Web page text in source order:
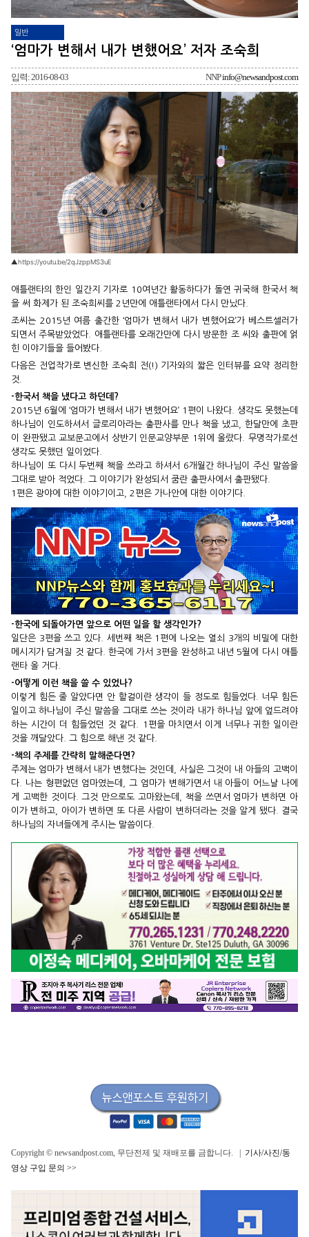
일반
‘엄마가 변해서 내가 변했어요’ 저자 조숙희
입력: 2016-08-03 NNPinfo@newsandpost.com
▲https://youtu.be/2qJzppMS3uE
애틀랜타의 한인 일간지 기자로 10여년간 활동하다가 돌연 귀국해 한국서 책
을 써 화제가 된 조숙희씨를 2년만에 애틀랜타에서 다시 만났다.
조씨는 2015년 여름 출간한 ‘엄마가 변해서 내가 변했어요’가 베스트셀러가
되면서 주목받았었다. 애틀랜타를 오래간만에 다시 방문한 조 씨와 출판에 얽
힌 이야기들을 들어봤다.
다음은 전업작가로 변신한 조숙희 전(!) 기자와의 짧은 인터뷰를 요약 정리한
것.
-한국서 책을 냈다고 하던데?
2015년 6월에 ‘엄마가 변해서 내가 변했어요’ 1편이 나왔다. 생각도 못했는데
하나님이 인도하셔서 글로리아라는 출판사를 만나 책을 냈고, 한달만에 초판
이 완판됐고 교보문고에서 상반기 인문교양부문 1위에 올랐다. 무명작가로선
생각도 못했던 일이었다.
하나님이 또 다시 두번째 책을 쓰라고 하셔서 6개월간 하나님이 주신 말씀을
그대로 받아 적었다. 그 이야기가 완성되서 쿰란 출판사에서 출판됐다.
1편은 광야에 대한 이야기이고, 2편은 가나안에 대한 이야기다.
-한국에 되돌아가면 앞으로 어떤 일을 할 생각인가?
일단은 3편을 쓰고 있다. 세번째 책은 1편에 나오는 열쇠 3개의 비밀에 대한
메시지가 담겨질 것 같다. 한국에 가서 3편을 완성하고 내년 5월에 다시 애틀
랜타 올 거다.
-어떻게 이런 책을 쓸 수 있었나?
이렇게 힘든 줄 알았다면 안 할걸이란 생각이 들 정도로 힘들었다. 너무 힘든
일이고 하나님이 주신 말씀을 그대로 쓰는 것이라 내가 하나님 앞에 엎드려야
하는 시간이 더 힘들었던 것 같다. 1편을 마치면서 이게 너무나 귀한 일이란
것을 깨달았다. 그 힘으로 해낸 것 같다.
-책의 주제를 간략히 말해준다면?
주제는 엄마가 변해서 내가 변했다는 것인데, 사실은 그것이 내 아들의 고백이
다. 나는 형편없던 엄마였는데, 그 엄마가 변해가면서 내 아들이 어느날 나에
게 고백한 것이다. 그것 만으로도 고마왔는데, 책을 쓰면서 엄마가 변하면 아
이가 변하고, 아이가 변하면 또 다른 사람이 변하더라는 것을 알게 됐다. 결국
하나님의 자녀들에게 주시는 말씀이다.
Copyright © newsandpost.com, 무단전제 및 재배포를 금합니다. | 기사/사진/동
영상 구입 문의 >>